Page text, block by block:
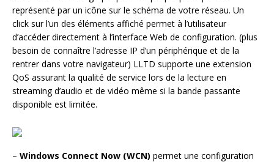
représenté par un icône sur le schéma de votre réseau. Un
click sur l’un des éléments affiché permet à l’utilisateur
d’accéder directement à l’interface Web de configuration. (plus
besoin de connaître l’adresse IP d’un périphérique et de la
rentrer dans votre navigateur) LLTD supporte une extension
QoS assurant la qualité de service lors de la lecture en
streaming d’audio et de vidéo même si la bande passante
disponible est limitée.
– Windows Connect Now (WCN) permet une configuration